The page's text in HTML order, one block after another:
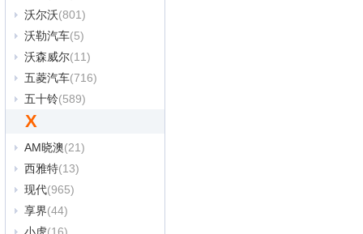
沃尔沃(801)
沃勒汽车(5)
沃森威尔(11)
五菱汽车(716)
五十铃(589)
X
AM晓澳(21)
西雅特(13)
现代(965)
享界(44)